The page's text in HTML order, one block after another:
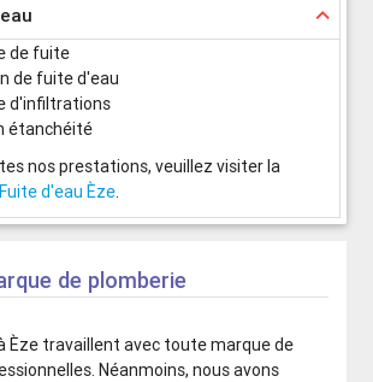
keyboard_arrow_up
de fuite
de fuite d'eau
d'infiltrations
étanchéité
nos prestations, veuillez visiter la
Fuite d'eau Èze.
de plomberie
Èze travaillent avec toute marque de
Néanmoins, nous avons